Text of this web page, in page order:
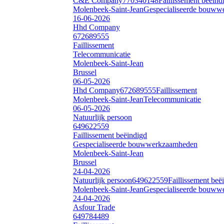
Molenbeek-Saint-JeanGespecialiseerde
16-06-2026
Hhd Company
672689555
Faillissement
Telecommunicatie
Molenbeek-Saint-Jean
Brussel
06-05-2026
Hhd Company672689555Faillissement
Molenbeek-Saint-JeanTelecommunicatie
06-05-2026
Natuurlijk persoon
649622559
Faillissement beëindigd
Gespecialiseerde bouwwerkzaamheden
Molenbeek-Saint-Jean
Brussel
24-04-2026
Natuurlijk persoon649622559Faillissement
Molenbeek-Saint-JeanGespecialiseerde
24-04-2026
Asfour Trade
649784489